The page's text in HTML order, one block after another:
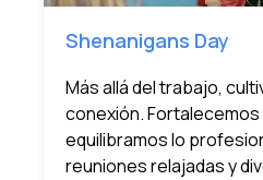
Shenanigans Day
Más allá del trabajo,
conexión. Fortalecemos
equilibramos lo
reuniones relajadas y